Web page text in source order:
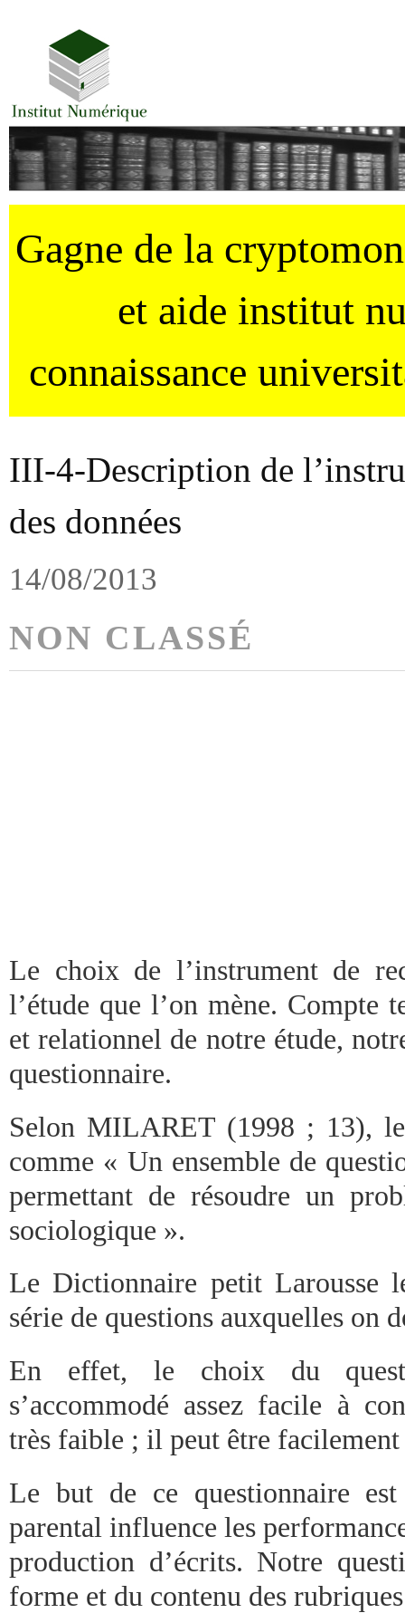
Gagne de la
et aide institut
connaissance
III-4-Description de
des données
14/08/2013
NON CLASSÉ
Le choix de l’instrument de
l’étude que l’on mène. Compte
et relationnel de notre étude,
questionnaire.
Selon MILARET (1998 ; 13),
comme « Un ensemble de
permettant de résoudre un
sociologique ».
Le Dictionnaire petit Larousse
série de questions auxquelles on
En effet, le choix du
s’accommodé assez facile à
très faible ; il peut être
Le but de ce questionnaire
parental influence les
production d’écrits. Notre
forme et du contenu des